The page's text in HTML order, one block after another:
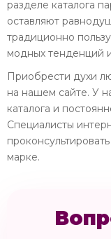
разделе каталога
оставляют
традиционно
модных тенденций
Приобрести духи
на нашем сайте. У
каталога и
Специалисты
марке.